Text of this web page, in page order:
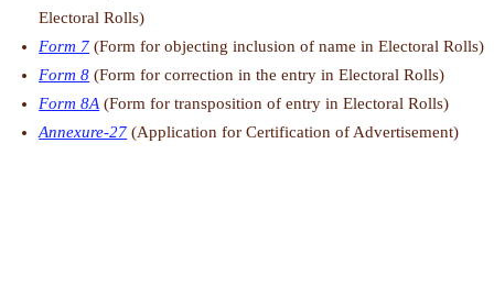
Electoral Rolls)
Form 7 (Form for objecting inclusion of name in Electoral Rolls)
Form 8 (Form for correction in the entry in Electoral Rolls)
Form 8A (Form for transposition of entry in Electoral Rolls)
Annexure-27 (Application for Certification of Advertisement)